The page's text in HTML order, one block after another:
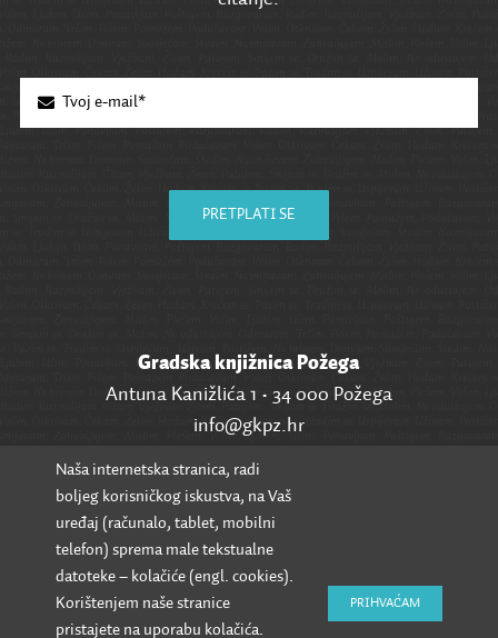
PRETPLATI SE
Gradska knjižnica Požega
Antuna Kanižlića 1 • 34 000 Požega
info@gkpz.hr
SVI KONTAKTI
Naša internetska stranica, radi
boljeg korisničkog iskustva, na Vaš
uređaj (računalo, tablet, mobilni
telefon) sprema male tekstualne
datoteke – kolačiće (engl. cookies).
Korištenjem naše stranice
pristajete na uporabu kolačića.
PRIHVAĆAM